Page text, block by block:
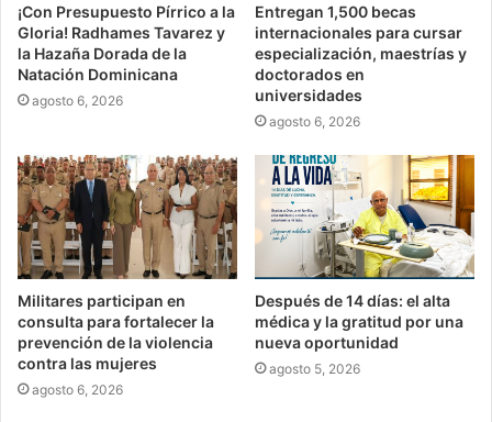
¡Con Presupuesto Pírrico a la
Gloria! Radhames Tavarez y
la Hazaña Dorada de la
Natación Dominicana
agosto 6, 2026
Entregan 1,500 becas
internacionales para cursar
especialización, maestrías y
doctorados en
universidades
agosto 6, 2026
Militares participan en
consulta para fortalecer la
prevención de la violencia
contra las mujeres
agosto 6, 2026
Después de 14 días: el alta
médica y la gratitud por una
nueva oportunidad
agosto 5, 2026